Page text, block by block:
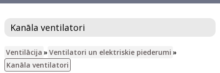
Kanāla ventilatori
Ventilācija » Ventilatori un elektriskie piederumi »
Kanāla ventilatori